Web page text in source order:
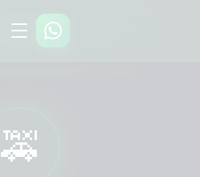
🚕